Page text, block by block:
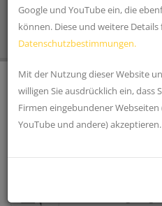
Google und YouTube ein, die
können. Diese und weitere
Datenschutzbestimmungen.
Mit der Nutzung dieser Website
willigen Sie ausdrücklich ein, dass
Firmen eingebundener
YouTube und andere) akzeptieren.
STARTSEITE EINRICHTUNGEN,
Wertstoffhöfe und
ABFALLKALENDER
Der Abfallkalender
Entsorgt können